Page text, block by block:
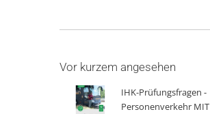
Vor kurzem angesehen
IHK-Prüfungsfragen -
Personenverkehr MIT